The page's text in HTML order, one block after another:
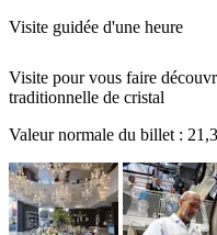
Visite guidée d'une heure
Visite pour vous faire
traditionnelle de cristal
Valeur normale du billet :